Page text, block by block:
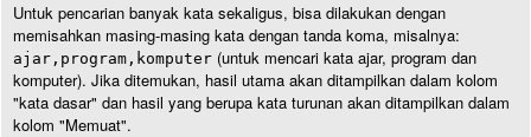
Untuk pencarian banyak kata sekaligus, bisa dilakukan dengan
memisahkan masing-masing kata dengan tanda koma, misalnya:
ajar,program,komputer (untuk mencari kata ajar, program dan
komputer). Jika ditemukan, hasil utama akan ditampilkan dalam kolom
"kata dasar" dan hasil yang berupa kata turunan akan ditampilkan dalam
kolom "Memuat".